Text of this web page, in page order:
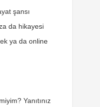
şansı
da hikayesi
ya da online
Yanıtınız